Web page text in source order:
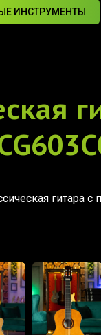
ИНСТРУМЕНТЫ
гитара